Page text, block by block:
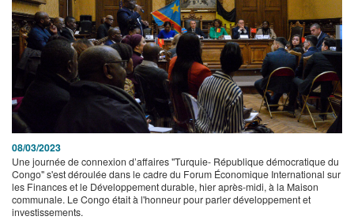
08/03/2023
Une journée de connexion d’affaires "Turquie- République démocratique du
Congo" s'est déroulée dans le cadre du Forum Économique International sur
les Finances et le Développement durable, hier après-midi, à la Maison
communale. Le Congo était à l'honneur pour parler développement et
investissements.